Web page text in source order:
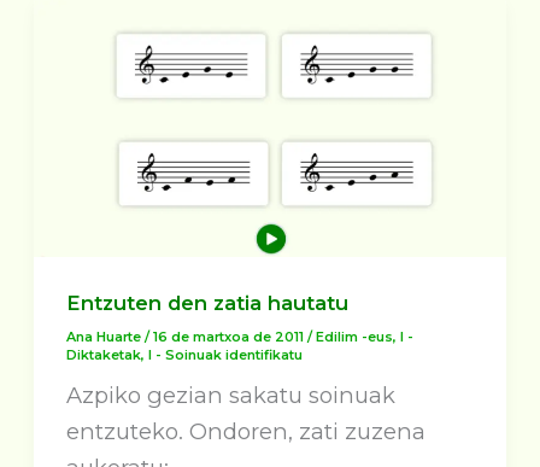
Entzuten den zatia hautatu
Ana Huarte/16 de martxoa de 2011/Edilim -eus,I -
Diktaketak,I - Soinuak identifikatu
Azpiko gezian sakatu soinuak
entzuteko. Ondoren, zati zuzena